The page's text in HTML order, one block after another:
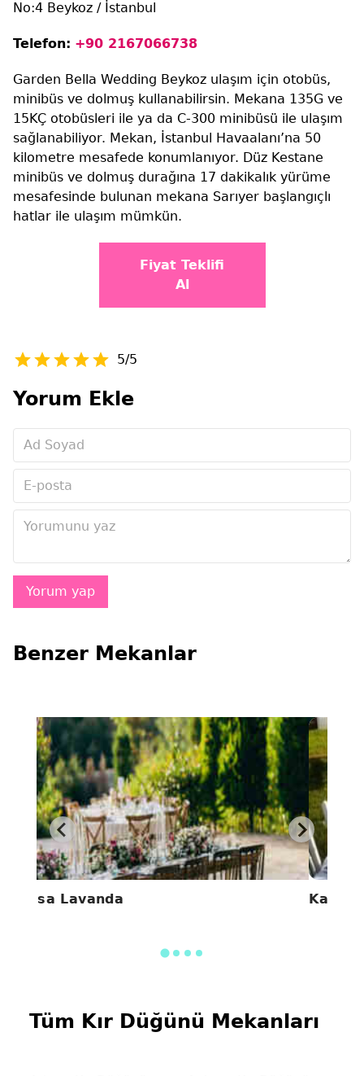
No:4 Beykoz / İstanbul
Telefon: +90 2167066738
Garden Bella Wedding Beykoz ulaşım için otobüs,
minibüs ve dolmuş kullanabilirsin. Mekana 135G ve
15KÇ otobüsleri ile ya da C-300 minibüsü ile ulaşım
sağlanabiliyor. Mekan, İstanbul Havaalanı’na 50
kilometre mesafede konumlanıyor. Düz Kestane
minibüs ve dolmuş durağına 17 dakikalık yürüme
mesafesinde bulunan mekana Sarıyer başlangıçlı
hatlar ile ulaşım mümkün.
Fiyat Teklifi
Al
5/5
Yorum Ekle
Benzer Mekanlar
Casa Lavanda
Tüm Kır Düğünü Mekanları